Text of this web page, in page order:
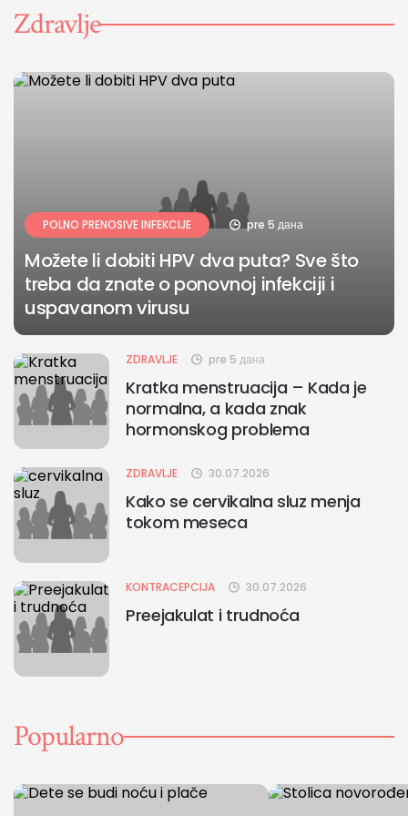
Zdravlje
POLNO PRENOSIVE INFEKCIJE pre 5 дана
Možete li dobiti HPV dva puta? Sve što
treba da znate o ponovnoj infekciji i
uspavanom virusu
ZDRAVLJE pre 5 дана
Kratka menstruacija – Kada je
normalna, a kada znak
hormonskog problema
ZDRAVLJE 30.07.2026
Kako se cervikalna sluz menja
tokom meseca
KONTRACEPCIJA 30.07.2026
Preejakulat i trudnoća
Popularno